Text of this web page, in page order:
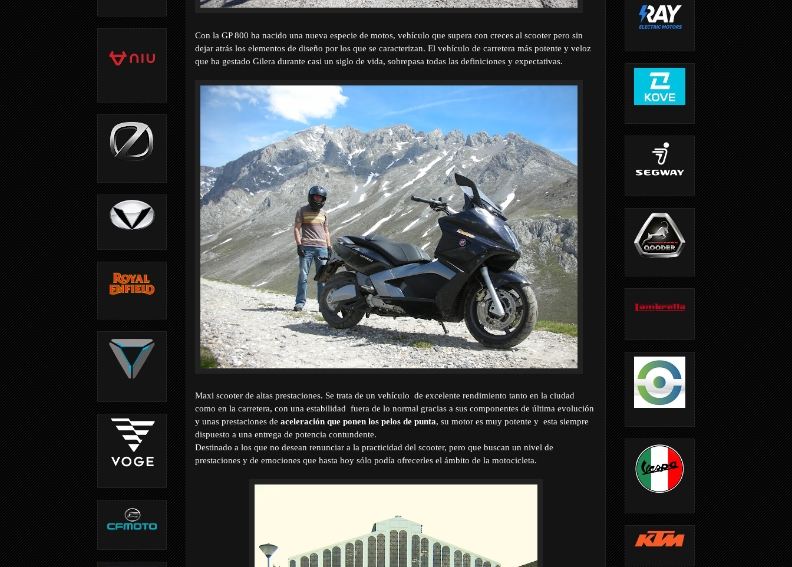
Con la GP 800 ha nacido una nueva especie de motos, vehículo que supera con creces al scooter pero sin
dejar atrás los elementos de diseño por los que se caracterizan. El vehículo de carretera más potente y veloz
que ha gestado Gilera durante casi un siglo de vida, sobrepasa todas las definiciones y expectativas.
Maxi scooter de altas prestaciones. Se trata de un vehículo de excelente rendimiento tanto en la ciudad
como en la carretera, con una estabilidad fuera de lo normal gracias a sus componentes de última evolución
y unas prestaciones de aceleración que ponen los pelos de punta, su motor es muy potente y esta siempre
dispuesto a una entrega de potencia contundente.
Destinado a los que no desean renunciar a la practicidad del scooter, pero que buscan un nivel de
prestaciones y de emociones que hasta hoy sólo podía ofrecerles el ámbito de la motocicleta.